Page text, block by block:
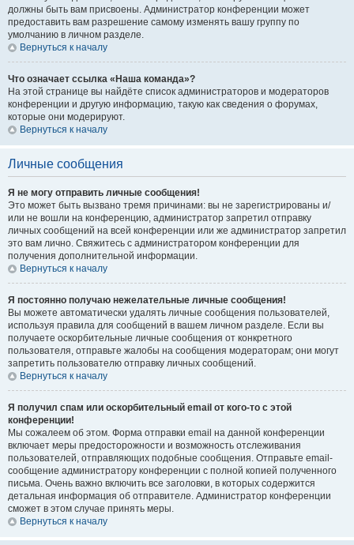
должны быть вам присвоены. Администратор конференции может
предоставить вам разрешение самому изменять вашу группу по
умолчанию в личном разделе.
Вернуться к началу
Что означает ссылка «Наша команда»?
На этой странице вы найдёте список администраторов и модераторов
конференции и другую информацию, такую как сведения о форумах,
которые они модерируют.
Вернуться к началу
Личные сообщения
Я не могу отправить личные сообщения!
Это может быть вызвано тремя причинами: вы не зарегистрированы и/
или не вошли на конференцию, администратор запретил отправку
личных сообщений на всей конференции или же администратор запретил
это вам лично. Свяжитесь с администратором конференции для
получения дополнительной информации.
Вернуться к началу
Я постоянно получаю нежелательные личные сообщения!
Вы можете автоматически удалять личные сообщения пользователей,
используя правила для сообщений в вашем личном разделе. Если вы
получаете оскорбительные личные сообщения от конкретного
пользователя, отправьте жалобы на сообщения модераторам; они могут
запретить пользователю отправку личных сообщений.
Вернуться к началу
Я получил спам или оскорбительный email от кого-то с этой
конференции!
Мы сожалеем об этом. Форма отправки email на данной конференции
включает меры предосторожности и возможность отслеживания
пользователей, отправляющих подобные сообщения. Отправьте email-
сообщение администратору конференции с полной копией полученного
письма. Очень важно включить все заголовки, в которых содержится
детальная информация об отправителе. Администратор конференции
сможет в этом случае принять меры.
Вернуться к началу